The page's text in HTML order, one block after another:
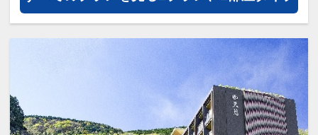
●誕生日（※前後１４日以内対象）の方
に音色珠をご用意（１部屋に１つ滞在中
1回）